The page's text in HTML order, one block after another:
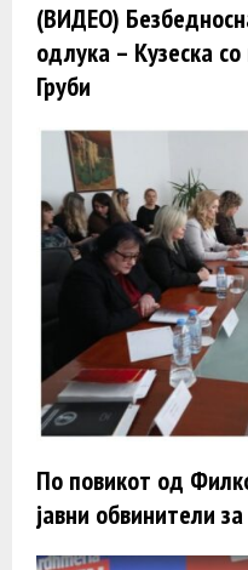
(ВИДЕО)
одлука – Кузеска
Груби
По повикот од
јавни обвинители